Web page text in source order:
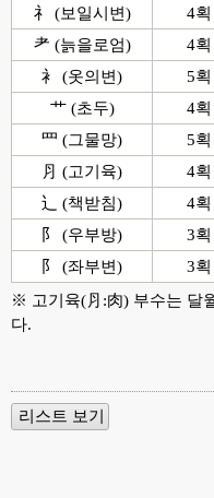
礻 (보일시변)
4획
耂 (늙을로엄)
4획
衤 (옷의변)
5획
艹 (초두)
4획
罒 (그물망)
5획
⺼ (고기육)
4획
辶 (책받침)
4획
阝 (우부방)
3획
阝 (좌부변)
3획
※ 고기육(⺼:肉) 부수는 달
다.